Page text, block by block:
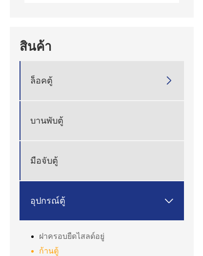
สินค้า
ล็อคตู้ 
บานพับตู้
มือจับตู้
อุปกรณ์ตู้ 
ฝาครอบยืดไสลด์อยู่
ก้านตู้